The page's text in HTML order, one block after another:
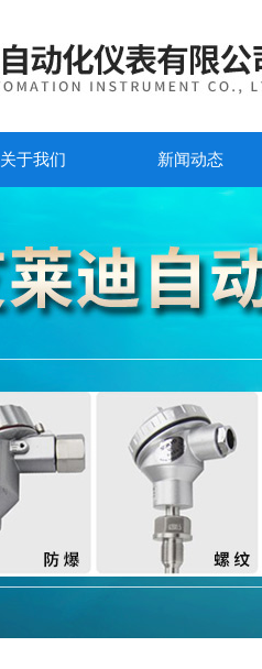
关于我们 新闻动态